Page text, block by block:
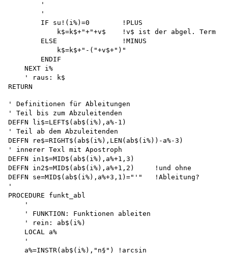
        '
        '
        IF su!(i%)=0        !PLUS
            k$=k$+"+"+v$    !v$ ist der abgel. Term
        ELSE                !MINUS
            k$=k$+"-("+v$+")"
        ENDIF
    NEXT i%
    ' raus: k$
' Definitionen für Ableitungen
' Teil bis zum Abzuleitenden
DEFFN li$=LEFT$(ab$(i%),a%-1)
' Teil ab dem Abzuleitenden
DEFFN re$=RIGHT$(ab$(i%),LEN(ab$(i%))-a%-3)
' innerer Texl mit Apostroph
DEFFN in1$=MID$(ab$(i%),a%+1,3)
DEFFN in2$=MID$(ab$(i%),a%+1,2)     !und ohne
DEFFN se=MID$(ab$(i%),a%+3,1)="'"   !Ableitung?
'
PROCEDURE funkt_abl
    '
    ' FUNKTION: Funktionen ableiten
    ' rein: ab$(i%)
    LOCAL a%
    '
    a%=INSTR(ab$(i%),"n§") !arcsin